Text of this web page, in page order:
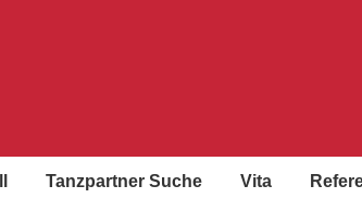
Tanzpartner Suche Vita